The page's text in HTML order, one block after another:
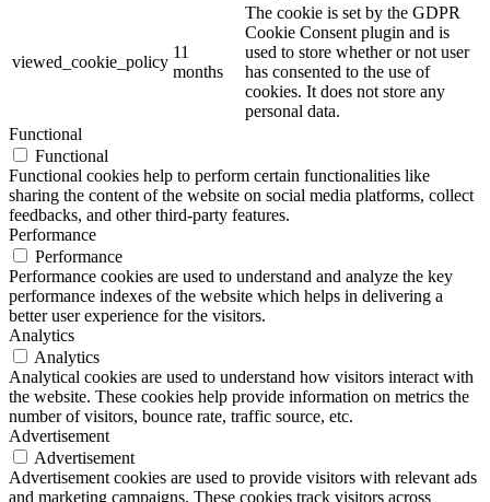
viewed_cookie_policy
11
months
The cookie is set by the GDPR
Cookie Consent plugin and is
used to store whether or not user
has consented to the use of
cookies. It does not store any
personal data.
Functional
Functional
Functional cookies help to perform certain functionalities like
sharing the content of the website on social media platforms, collect
feedbacks, and other third-party features.
Performance
Performance
Performance cookies are used to understand and analyze the key
performance indexes of the website which helps in delivering a
better user experience for the visitors.
Analytics
Analytics
Analytical cookies are used to understand how visitors interact with
the website. These cookies help provide information on metrics the
number of visitors, bounce rate, traffic source, etc.
Advertisement
Advertisement
Advertisement cookies are used to provide visitors with relevant ads
and marketing campaigns. These cookies track visitors across